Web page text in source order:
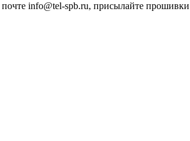
info@tel-spb.ru, присылайте